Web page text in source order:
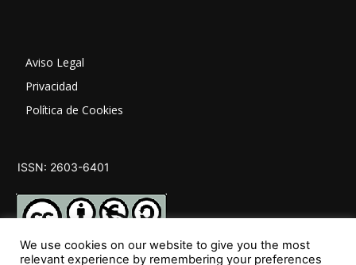
Aviso Legal
Privacidad
Política de Cookies
ISSN: 2603-6401
We use cookies on our website to give you the most
relevant experience by remembering your preferences